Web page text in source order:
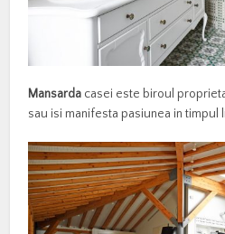
Mansarda casei este biroul
sau isi manifesta pasiunea in timpul